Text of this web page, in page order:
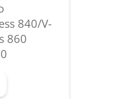
840/V-
860